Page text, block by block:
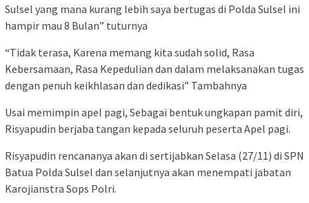
Sulsel yang mana kurang lebih saya bertugas di Polda Sulsel ini
hampir mau 8 Bulan” tuturnya
“Tidak terasa, Karena memang kita sudah solid, Rasa
Kebersamaan, Rasa Kepedulian dan dalam melaksanakan tugas
dengan penuh keikhlasan dan dedikasi” Tambahnya
Usai memimpin apel pagi, Sebagai bentuk ungkapan pamit diri,
Risyapudin berjaba tangan kepada seluruh peserta Apel pagi.
Risyapudin rencananya akan di sertijabkan Selasa (27/11) di SPN
Batua Polda Sulsel dan selanjutnya akan menempati jabatan
Karojianstra Sops Polri.